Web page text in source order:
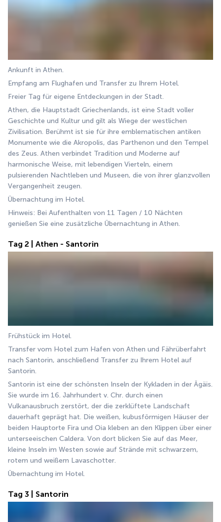
Ankunft in Athen.
Empfang am Flughafen und Transfer zu Ihrem Hotel.
Freier Tag für eigene Entdeckungen in der Stadt.
Athen, die Hauptstadt Griechenlands, ist eine Stadt voller
Geschichte und Kultur und gilt als Wiege der westlichen
Zivilisation. Berühmt ist sie für ihre emblematischen antiken
Monumente wie die Akropolis, das Parthenon und den Tempel
des Zeus. Athen verbindet Tradition und Moderne auf
harmonische Weise, mit lebendigen Vierteln, einem
pulsierenden Nachtleben und Museen, die von ihrer glanzvollen
Vergangenheit zeugen.
Übernachtung im Hotel.
Hinweis: Bei Aufenthalten von 11 Tagen / 10 Nächten
genießen Sie eine zusätzliche Übernachtung in Athen.
Tag 2 | Athen - Santorin
Frühstück im Hotel.
Transfer vom Hotel zum Hafen von Athen und Fährüberfahrt
nach Santorin, anschließend Transfer zu Ihrem Hotel auf
Santorin.
Santorin ist eine der schönsten Inseln der Kykladen in der Ägäis.
Sie wurde im 16. Jahrhundert v. Chr. durch einen
Vulkanausbruch zerstört, der die zerklüftete Landschaft
dauerhaft geprägt hat. Die weißen, kubusförmigen Häuser der
beiden Hauptorte Fira und Oia kleben an den Klippen über einer
unterseeischen Caldera. Von dort blicken Sie auf das Meer,
kleine Inseln im Westen sowie auf Strände mit schwarzem,
rotem und weißem Lavaschotter.
Übernachtung im Hotel.
Tag 3 | Santorin